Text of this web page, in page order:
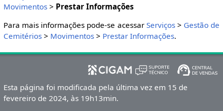
Movimentos> Prestar Informações
Para mais informações pode-se acessar Serviços> Gestão de
Cemitérios> Movimentos> Prestar Informações.
Esta página foi modificada pela última vez em 15 de
fevereiro de 2024, às 19h13min.